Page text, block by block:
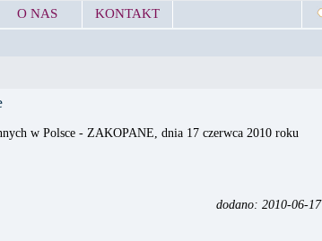
O NAS KONTAKT
w Polsce - ZAKOPANE, dnia 17 czerwca 2010 roku
dodano: 2010-06-17